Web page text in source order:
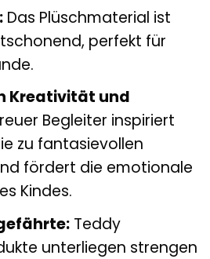
Das Plüschmaterial ist
perfekt für
Kreativität und
Begleiter inspiriert
zu fantasievollen
fördert die emotionale
Kindes.
Teddy
unterliegen strengen